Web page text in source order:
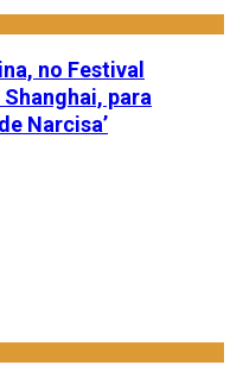
no Festival
para
Narcisa’